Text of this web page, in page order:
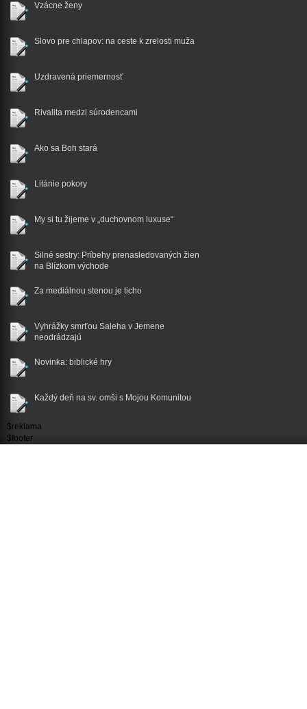
Vzácne ženy
Slovo pre chlapov: na ceste k zrelosti muža
Uzdravená priemernosť
Rivalita medzi súrodencami
Ako sa Boh stará
Litánie pokory
My si tu žijeme v „duchovnom luxuse“
Silné sestry: Príbehy prenasledovaných žien
na Blízkom východe
Za mediálnou stenou je ticho
Vyhrážky smrťou Saleha v Jemene
neodrádzajú
Novinka: biblické hry
Každý deň na sv. omši s Mojou Komunitou
$reklama
$footer